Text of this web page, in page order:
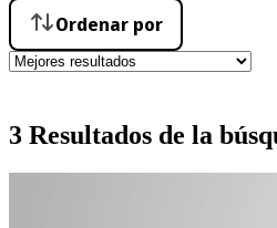
3 Resultados de la
Ordenar por